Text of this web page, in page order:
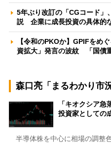
5年ぶり改訂の「CGコード」
説 企業に成長投資の具体的
【令和のPKOか】GPIFをめ
資拡大」発言の波紋 「国債
森口亮「まるわかり市
「キオクシア
投資家として
半導体株を中心に相場の調整